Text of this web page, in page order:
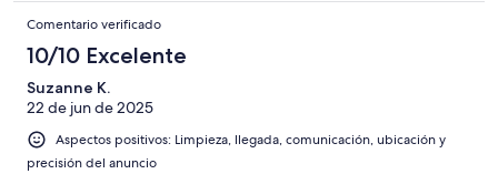
Comentario verificado
10/10 Excelente
Suzanne K.
22 de jun de 2025
Aspectos positivos: Limpieza, llegada, comunicación, ubicación y
precisión del anuncio